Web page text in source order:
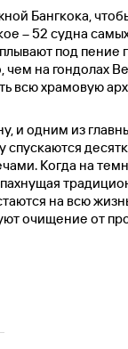
Бангкока,
– 52 судна
под пение
чем на гондолах
всю храмовую
и одним из
спускаются
Когда на
на всю
очищение от